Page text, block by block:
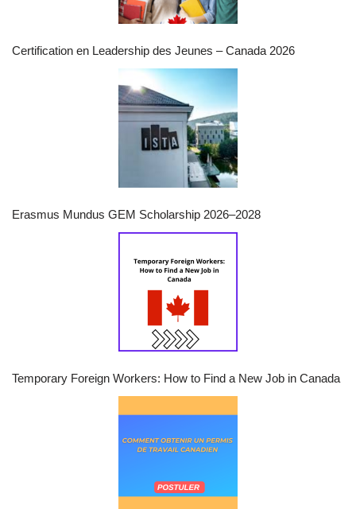
Certification en Leadership des Jeunes – Canada 2026
Erasmus Mundus GEM Scholarship 2026–2028
Temporary Foreign Workers: How to Find a New Job in Canada